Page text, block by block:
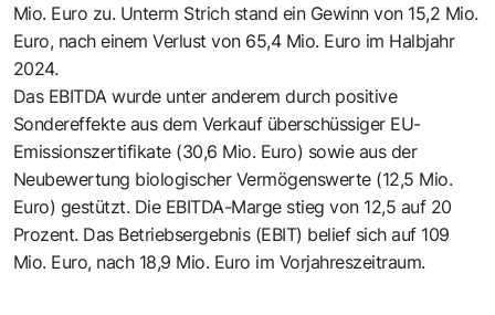
Mio. Euro zu. Unterm Strich stand ein Gewinn von 15,2 Mio.
Euro, nach einem Verlust von 65,4 Mio. Euro im Halbjahr
2024.
Das EBITDA wurde unter anderem durch positive
Sondereffekte aus dem Verkauf überschüssiger EU-
Emissionszertifikate (30,6 Mio. Euro) sowie aus der
Neubewertung biologischer Vermögenswerte (12,5 Mio.
Euro) gestützt. Die EBITDA-Marge stieg von 12,5 auf 20
Prozent. Das Betriebsergebnis (EBIT) belief sich auf 109
Mio. Euro, nach 18,9 Mio. Euro im Vorjahreszeitraum.